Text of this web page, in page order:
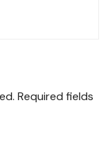
Required fields